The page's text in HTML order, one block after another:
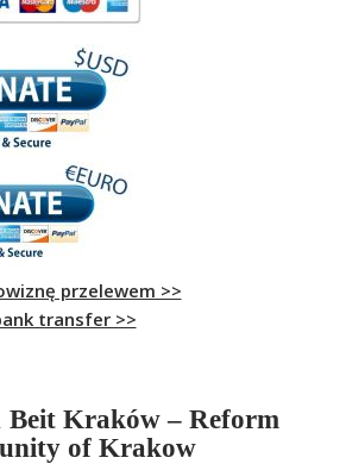
przelewem >>
transfer >>
Beit Kraków – Reform
of Krakow